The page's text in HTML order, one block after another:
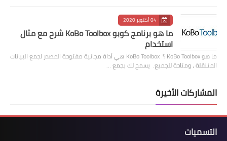
04 أكتوبر 2020
ما هو برنامج كوبو KoBo Toolbox شرح مع مثال
استخدام
ما هو KoBo Toolbox ؟ KoBo Toolbox هي أداة مجانية مفتوحة المصدر لجمع البيانات
المتنقلة ، ومتاحة للجميع. يسمح لك بجمع …
المشاركات الأخيرة
التسميات